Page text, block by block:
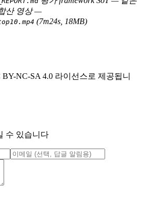
산 영상 —
(7m24s, 18MB)
BY-NC-SA 4.0 라이선스로 제공됩니
수 있습니다